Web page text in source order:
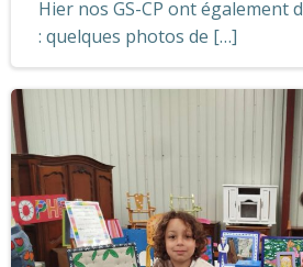
Hier nos GS-CP ont également
: quelques photos de […]